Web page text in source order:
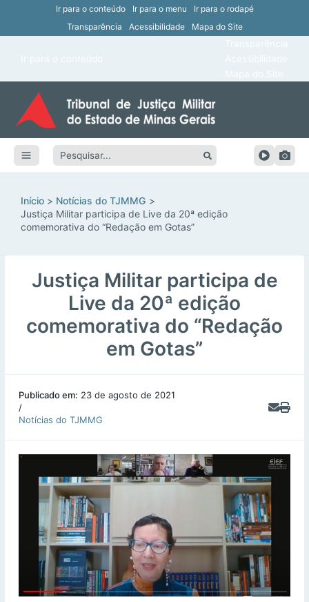
Ir para o conteúdo Ir para o menu
Ir para o rodapé
Transparência
Acessibilidade Mapa do Site
Pesquisar:
Início
Notícias do TJMMG
Justiça Militar participa de Live da 20ª edição
comemorativa do “Redação em Gotas”
Justiça Militar participa de
Live da 20ª edição
comemorativa do “Redação
em Gotas”
Publicado em: 23 de agosto de 2021
/
Notícias do TJMMG